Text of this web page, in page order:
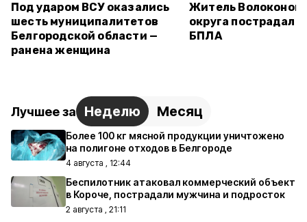
Под ударом ВСУ оказались
шесть муниципалитетов
Белгородской области —
ранена женщина
Житель
округа пострадал
БПЛА
Лучшее за Неделю Месяц
Более 100 кг мясной продукции уничтожено
на полигоне отходов в Белгороде
4 августа , 12:44
Беспилотник атаковал коммерческий объект
в Короче, пострадали мужчина и подросток
2 августа , 21:11